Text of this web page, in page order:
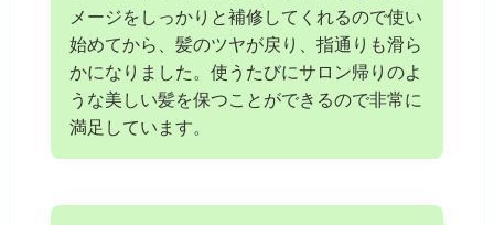
メージをしっかりと補修してくれるので使い
始めてから、髪のツヤが戻り、指通りも滑ら
かになりました。使うたびにサロン帰りのよ
うな美しい髪を保つことができるので非常に
満足しています。